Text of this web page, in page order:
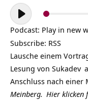
Audio-
Player
Podcast: Play in new
Subscribe: RSS
Lausche einem
Lesung von Sukadev
Anschluss nach einer
Meinberg. Hier klicken